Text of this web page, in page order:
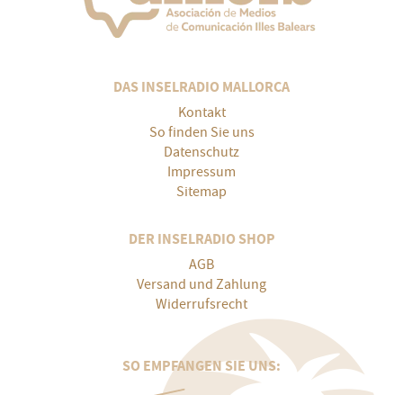
DAS INSELRADIO MALLORCA
Kontakt
So finden Sie uns
Datenschutz
Impressum
Sitemap
DER INSELRADIO SHOP
AGB
Versand und Zahlung
Widerrufsrecht
SO EMPFANGEN SIE UNS: